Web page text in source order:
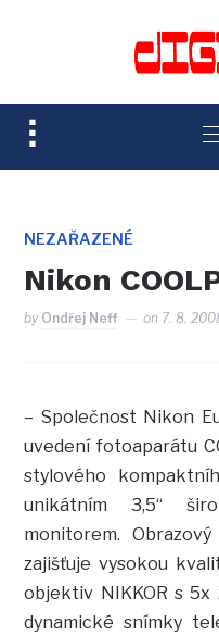
TOGGLE
SIDEBAR
NAVIGATION
NEZAŘAZENÉ
Nikon
by Ondřej Neff on 7. 8.
– Společnost Nikon
uvedení fotoaparátu
stylového
unikátním 3,5“
monitorem.
zajišťuje vysokou
objektiv NIKKOR s 5x
dynamické snímky